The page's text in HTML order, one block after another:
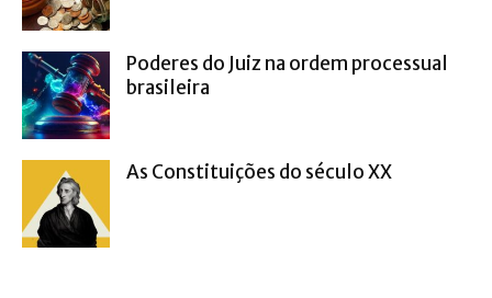
Poderes do Juiz na ordem processual
brasileira
As Constituições do século XX